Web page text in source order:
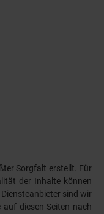
Sorgfalt erstellt. Für
der Inhalte können
sind wir
diesen Seiten nach